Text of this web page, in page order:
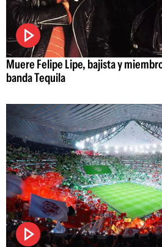
Muere Felipe Lipe, bajista y
banda Tequila